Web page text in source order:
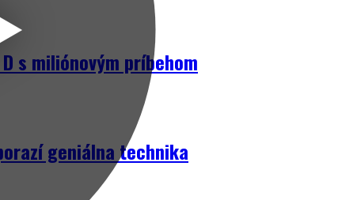
s miliónovým príbehom
geniálna technika